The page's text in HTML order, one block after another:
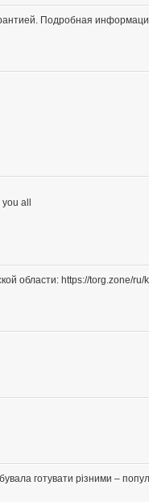
Подробная
all
области: https://torg.zone/ru/
готувати різними –